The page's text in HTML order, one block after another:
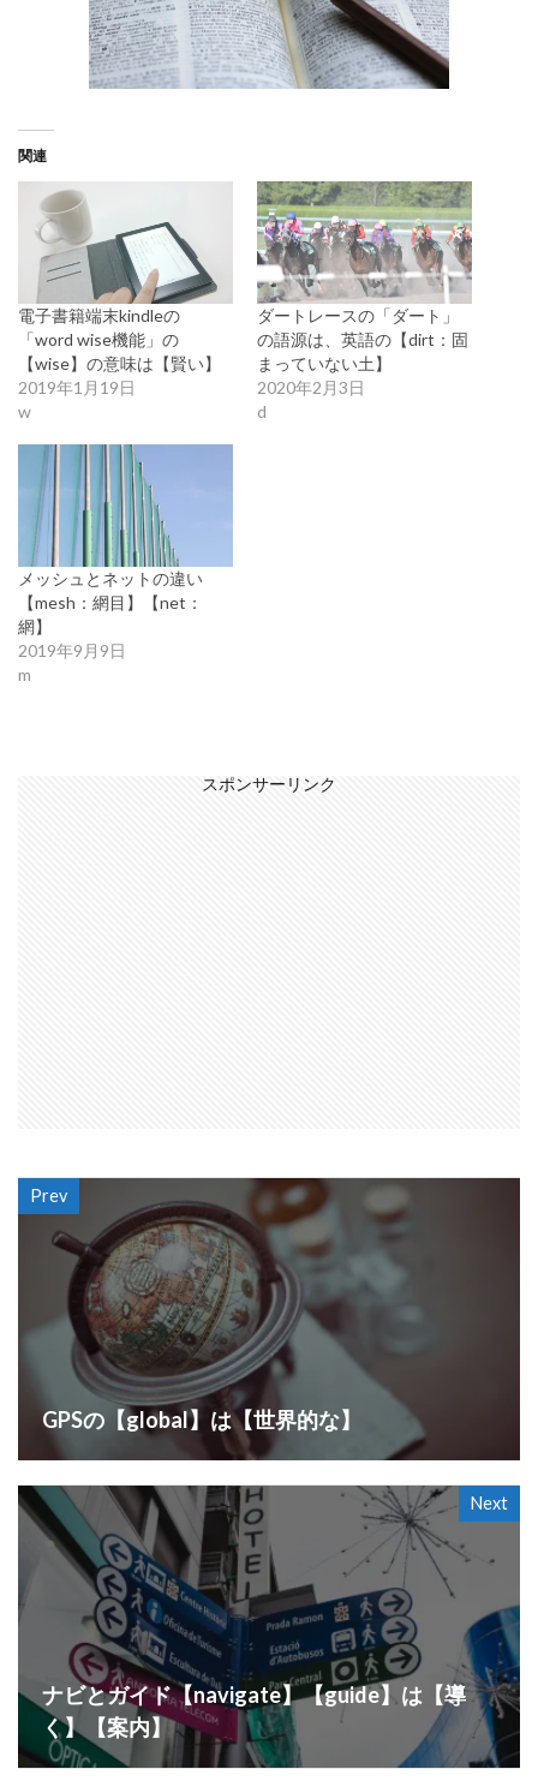
関連
電子書籍端末kindleの
「word wise機能」の
【wise】の意味は【賢い】
2019年1月19日
w
ダートレースの「ダート」
の語源は、英語の【dirt：固
まっていない土】
2020年2月3日
d
メッシュとネットの違い
【mesh：網目】【net：
網】
2019年9月9日
m
スポンサーリンク
Prev
GPSの【global】は【世界的な】
Next
ナビとガイド【navigate】【guide】は【導
く】【案内】